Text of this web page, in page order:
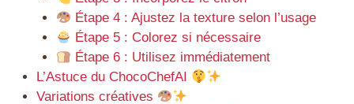
Étape 4 : Ajustez la texture selon l’usage
Étape 5 : Colorez si nécessaire
Étape 6 : Utilisez immédiatement
L’Astuce du ChocoChefAI
Variations créatives